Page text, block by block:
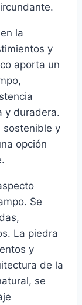
la
y
aporta un
y duradera.
sostenible y
opción
Se
La piedra
y
de la
se